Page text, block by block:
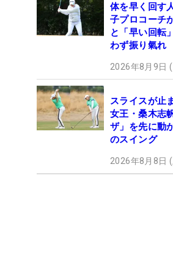
体を早く回す
子プロコーチ
と「早い回転
わず振り氣れ
2026年8月9日
スライスが止
女王・桑木志
ザ」を先に
のスイング
2026年8月8日